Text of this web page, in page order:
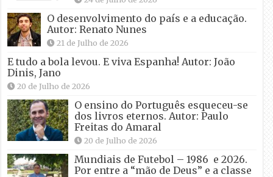
O desenvolvimento do país e a educação.
Autor: Renato Nunes
21 de Julho de 2026
E tudo a bola levou. E viva Espanha! Autor: João
Dinis, Jano
20 de Julho de 2026
O ensino do Português esqueceu-se
dos livros eternos. Autor: Paulo
Freitas do Amaral
20 de Julho de 2026
Mundiais de Futebol – 1986 e 2026.
Por entre a “mão de Deus” e a classe